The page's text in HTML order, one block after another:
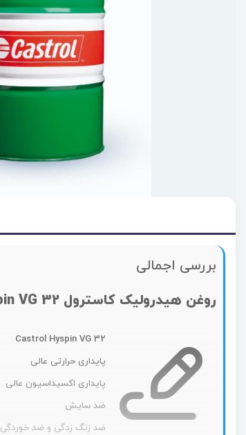
بررسی اجمالی
روغن هیدرولیک کاسترول Castrol Hyspin VG 32
Castrol Hyspin VG 32
پایداری حرارتی عالی
پایداری اکسیداسیون عالی
ضد سایش
ضد زنگ زدگی و ضد خوردگی